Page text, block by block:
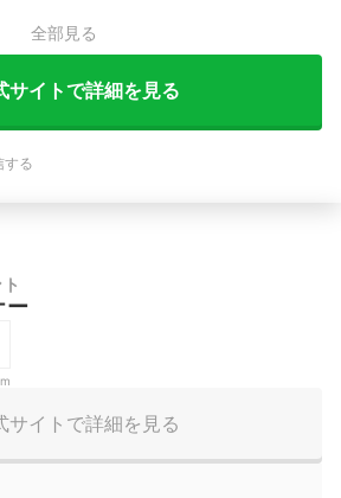
全部見る
サイトで詳細を見る
する
ー
サイトで詳細を見る